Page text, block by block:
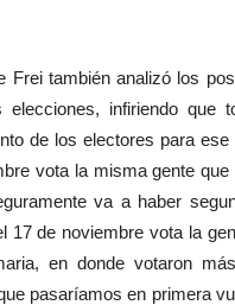
Frei también analizó los
elecciones, infiriendo que
de los electores para
vota la misma gente
va a haber
17 de noviembre vota la
en donde votaron
pasaríamos en primera